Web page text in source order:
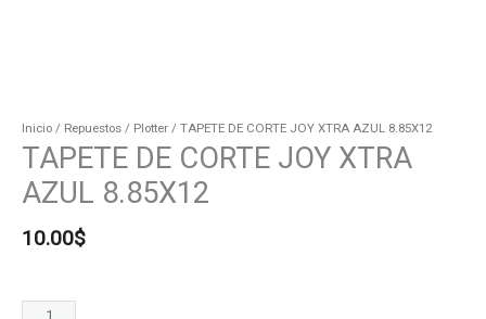
Inicio / Repuestos / Plotter / TAPETE DE CORTE JOY XTRA AZUL 8.85X12
TAPETE DE CORTE JOY XTRA
AZUL 8.85X12
10.00$